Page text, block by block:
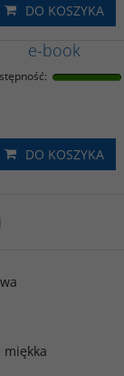
DO KOSZYKA
e-book
:
DO KOSZYKA
miękka